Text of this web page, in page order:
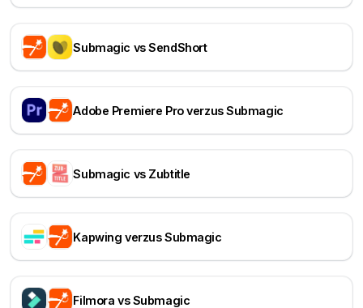
Submagic vs SendShort
Adobe Premiere Pro verzus Submagic
Submagic vs Zubtitle
Kapwing verzus Submagic
Filmora vs Submagic